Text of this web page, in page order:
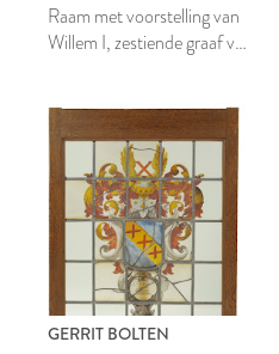
Raam met voorstelling van
Willem I, zestiende graaf van
GERRIT BOLTEN